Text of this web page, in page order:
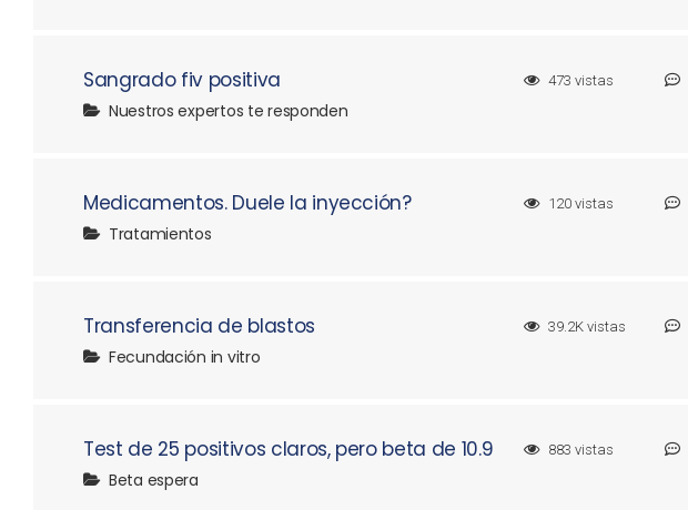
Sangrado fiv positiva
Nuestros expertos te responden
473 vistas
Medicamentos. Duele la inyección?
Tratamientos
120 vistas
Transferencia de blastos
Fecundación in vitro
39.2K vistas
Test de 25 positivos claros, pero beta de 10.9
Beta espera
883 vistas